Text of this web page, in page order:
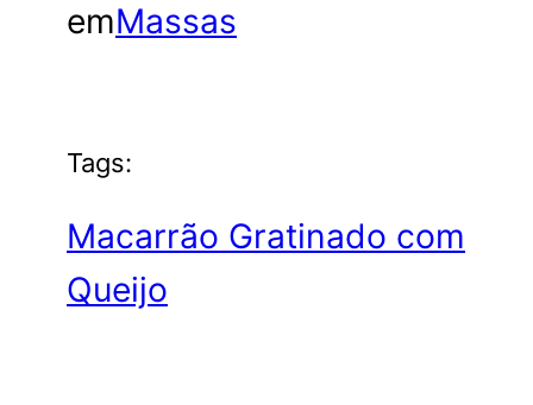
emMassas
Tags:
Macarrão Gratinado com
Queijo